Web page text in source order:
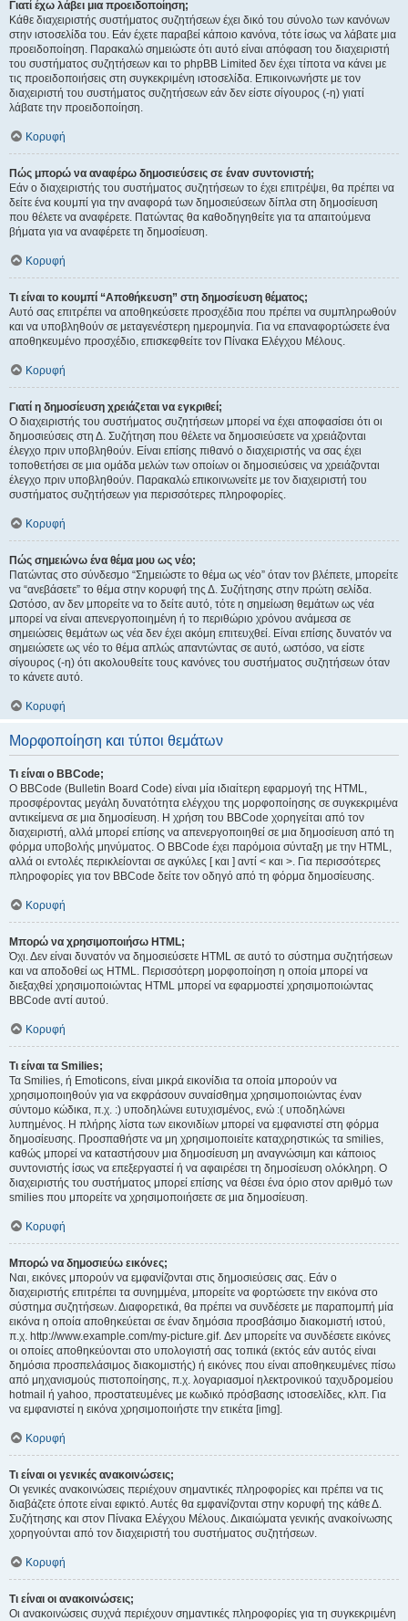
Γιατί έχω λάβει μια προειδοποίηση;
Κάθε διαχειριστής συστήματος συζητήσεων έχει δικό του σύνολο των κανόνων
στην ιστοσελίδα του. Εάν έχετε παραβεί κάποιο κανόνα, τότε ίσως να λάβατε μια
προειδοποίηση. Παρακαλώ σημειώστε ότι αυτό είναι απόφαση του διαχειριστή
του συστήματος συζητήσεων και το phpBB Limited δεν έχει τίποτα να κάνει με
τις προειδοποιήσεις στη συγκεκριμένη ιστοσελίδα. Επικοινωνήστε με τον
διαχειριστή του συστήματος συζητήσεων εάν δεν είστε σίγουρος (-η) γιατί
λάβατε την προειδοποίηση.
Κορυφή
Πώς μπορώ να αναφέρω δημοσιεύσεις σε έναν συντονιστή;
Εάν ο διαχειριστής του συστήματος συζητήσεων το έχει επιτρέψει, θα πρέπει να
δείτε ένα κουμπί για την αναφορά των δημοσιεύσεων δίπλα στη δημοσίευση
που θέλετε να αναφέρετε. Πατώντας θα καθοδηγηθείτε για τα απαιτούμενα
βήματα για να αναφέρετε τη δημοσίευση.
Κορυφή
Τι είναι το κουμπί “Αποθήκευση” στη δημοσίευση θέματος;
Αυτό σας επιτρέπει να αποθηκεύσετε προσχέδια που πρέπει να συμπληρωθούν
και να υποβληθούν σε μεταγενέστερη ημερομηνία. Για να επαναφορτώσετε ένα
αποθηκευμένο προσχέδιο, επισκεφθείτε τον Πίνακα Ελέγχου Μέλους.
Κορυφή
Γιατί η δημοσίευση χρειάζεται να εγκριθεί;
Ο διαχειριστής του συστήματος συζητήσεων μπορεί να έχει αποφασίσει ότι οι
δημοσιεύσεις στη Δ. Συζήτηση που θέλετε να δημοσιεύσετε να χρειάζονται
έλεγχο πριν υποβληθούν. Είναι επίσης πιθανό ο διαχειριστής να σας έχει
τοποθετήσει σε μια ομάδα μελών των οποίων οι δημοσιεύσεις να χρειάζονται
έλεγχο πριν υποβληθούν. Παρακαλώ επικοινωνείτε με τον διαχειριστή του
συστήματος συζητήσεων για περισσότερες πληροφορίες.
Κορυφή
Πώς σημειώνω ένα θέμα μου ως νέο;
Πατώντας στο σύνδεσμο “Σημειώστε το θέμα ως νέο” όταν τον βλέπετε, μπορείτε
να “ανεβάσετε” το θέμα στην κορυφή της Δ. Συζήτησης στην πρώτη σελίδα.
Ωστόσο, αν δεν μπορείτε να το δείτε αυτό, τότε η σημείωση θεμάτων ως νέα
μπορεί να είναι απενεργοποιημένη ή το περιθώριο χρόνου ανάμεσα σε
σημειώσεις θεμάτων ως νέα δεν έχει ακόμη επιτευχθεί. Είναι επίσης δυνατόν να
σημειώσετε ως νέο το θέμα απλώς απαντώντας σε αυτό, ωστόσο, να είστε
σίγουρος (-η) ότι ακολουθείτε τους κανόνες του συστήματος συζητήσεων όταν
το κάνετε αυτό.
Κορυφή
Μορφοποίηση και τύποι θεμάτων
Τι είναι ο BBCode;
Ο BBCode (Bulletin Board Code) είναι μία ιδιαίτερη εφαρμογή της HTML,
προσφέροντας μεγάλη δυνατότητα ελέγχου της μορφοποίησης σε συγκεκριμένα
αντικείμενα σε μια δημοσίευση. Η χρήση του BBCode χορηγείται από τον
διαχειριστή, αλλά μπορεί επίσης να απενεργοποιηθεί σε μια δημοσίευση από τη
φόρμα υποβολής μηνύματος. Ο BBCode έχει παρόμοια σύνταξη με την HTML,
αλλά οι εντολές περικλείονται σε αγκύλες [ και ] αντί < και >. Για περισσότερες
πληροφορίες για τον BBCode δείτε τον οδηγό από τη φόρμα δημοσίευσης.
Κορυφή
Μπορώ να χρησιμοποιήσω HTML;
Όχι. Δεν είναι δυνατόν να δημοσιεύσετε HTML σε αυτό το σύστημα συζητήσεων
και να αποδοθεί ως HTML. Περισσότερη μορφοποίηση η οποία μπορεί να
διεξαχθεί χρησιμοποιώντας HTML μπορεί να εφαρμοστεί χρησιμοποιώντας
BBCode αντί αυτού.
Κορυφή
Τι είναι τα Smilies;
Τα Smilies, ή Emoticons, είναι μικρά εικονίδια τα οποία μπορούν να
χρησιμοποιηθούν για να εκφράσουν συναίσθημα χρησιμοποιώντας έναν
σύντομο κώδικα, π.χ. :) υποδηλώνει ευτυχισμένος, ενώ :( υποδηλώνει
λυπημένος. Η πλήρης λίστα των εικονιδίων μπορεί να εμφανιστεί στη φόρμα
δημοσίευσης. Προσπαθήστε να μη χρησιμοποιείτε καταχρηστικώς τα smilies,
καθώς μπορεί να καταστήσουν μια δημοσίευση μη αναγνώσιμη και κάποιος
συντονιστής ίσως να επεξεργαστεί ή να αφαιρέσει τη δημοσίευση ολόκληρη. Ο
διαχειριστής του συστήματος μπορεί επίσης να θέσει ένα όριο στον αριθμό των
smilies που μπορείτε να χρησιμοποιήσετε σε μια δημοσίευση.
Κορυφή
Μπορώ να δημοσιεύω εικόνες;
Ναι, εικόνες μπορούν να εμφανίζονται στις δημοσιεύσεις σας. Εάν ο
διαχειριστής επιτρέπει τα συνημμένα, μπορείτε να φορτώσετε την εικόνα στο
σύστημα συζητήσεων. Διαφορετικά, θα πρέπει να συνδέσετε με παραπομπή μία
εικόνα η οποία αποθηκεύεται σε έναν δημόσια προσβάσιμο διακομιστή ιστού,
π.χ. http://www.example.com/my-picture.gif. Δεν μπορείτε να συνδέσετε εικόνες
οι οποίες αποθηκεύονται στο υπολογιστή σας τοπικά (εκτός εάν αυτός είναι
δημόσια προσπελάσιμος διακομιστής) ή εικόνες που είναι αποθηκευμένες πίσω
από μηχανισμούς πιστοποίησης, π.χ. λογαριασμοί ηλεκτρονικού ταχυδρομείου
hotmail ή yahoo, προστατευμένες με κωδικό πρόσβασης ιστοσελίδες, κλπ. Για
να εμφανιστεί η εικόνα χρησιμοποιήστε την ετικέτα [img].
Κορυφή
Τι είναι οι γενικές ανακοινώσεις;
Οι γενικές ανακοινώσεις περιέχουν σημαντικές πληροφορίες και πρέπει να τις
διαβάζετε όποτε είναι εφικτό. Αυτές θα εμφανίζονται στην κορυφή της κάθε Δ.
Συζήτησης και στον Πίνακα Ελέγχου Μέλους. Δικαιώματα γενικής ανακοίνωσης
χορηγούνται από τον διαχειριστή του συστήματος συζητήσεων.
Κορυφή
Τι είναι οι ανακοινώσεις;
Οι ανακοινώσεις συχνά περιέχουν σημαντικές πληροφορίες για τη συγκεκριμένη